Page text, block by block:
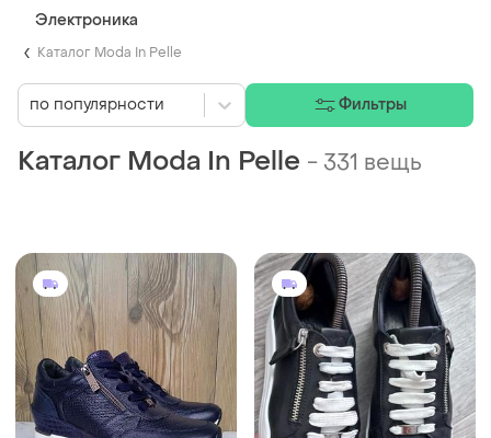
Каталог Moda In Pelle
Каталог Moda In Pelle - 331 вещь
по популярности Фильтры
Электроника